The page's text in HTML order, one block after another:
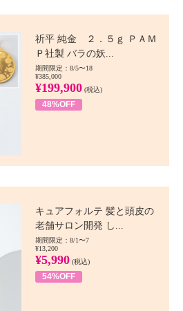
祈平 純金 ２．５ｇ ＰＡＭ
Ｐ社製 バラの妖...
期間限定：8/5〜18
¥385,000
¥199,900 (税込)
48%OFF
キュアフォルテ 髪と頭皮の
老舗サロン開発 し...
期間限定：8/1〜7
¥13,200
¥5,990 (税込)
54%OFF